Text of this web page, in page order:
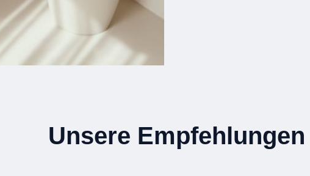
Unsere Empfehlungen